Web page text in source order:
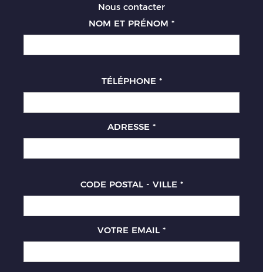
Nous contacter
NOM ET PRÉNOM *
TÉLÉPHONE *
ADRESSE *
CODE POSTAL - VILLE *
VOTRE EMAIL *